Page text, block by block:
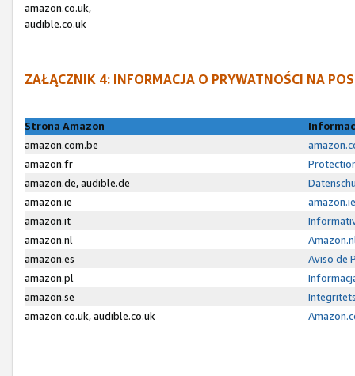
amazon.co.uk,
audible.co.uk
ZAŁĄCZNIK 4: INFORMACJA O PRYWATNOŚCI NA
Strona Amazon
amazon.com.be
amazon.fr
amazon.de, audible.de
amazon.ie
amazon.it
amazon.nl
amazon.es
Aviso de
amazon.pl
amazon.se
amazon.co.uk, audible.co.uk